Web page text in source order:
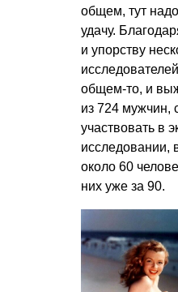
общем, тут
удачу.
и упорству
общем-то, и
из 724 мужчин,
участвовать в
исследовании,
около 60
них уже за 90.